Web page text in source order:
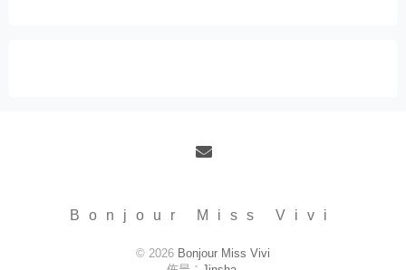
Bonjour Miss Vivi
© 2026 Bonjour Miss Vivi